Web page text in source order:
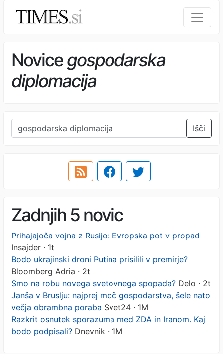
Novicegospodarska
diplomacija
Išči
Zadnjih 5 novic
Prihajajoča vojna z Rusijo: Evropska pot v propad
Insajder · 1t
Bodo ukrajinski droni Putina prisilili v premirje?
Bloomberg Adria · 2t
Smo na robu novega svetovnega spopada? Delo · 2t
Janša v Bruslju: najprej moč gospodarstva, šele nato
večja obrambna poraba Svet24 · 1M
Razkrit osnutek sporazuma med ZDA in Iranom. Kaj
bodo podpisali? Dnevnik · 1M